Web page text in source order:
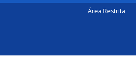
Área Restrita